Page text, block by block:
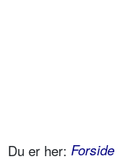
Du er her: Forside